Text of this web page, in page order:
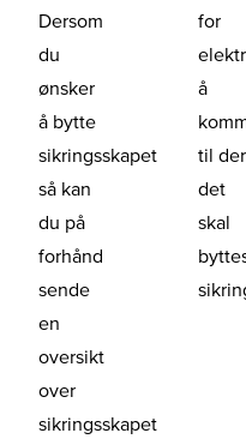
Dersom
du
ønsker
å bytte
sikringsskapet
så kan
du på
forhånd
sende
en
oversikt
over
sikringsskapet
for
å
til der
det
skal